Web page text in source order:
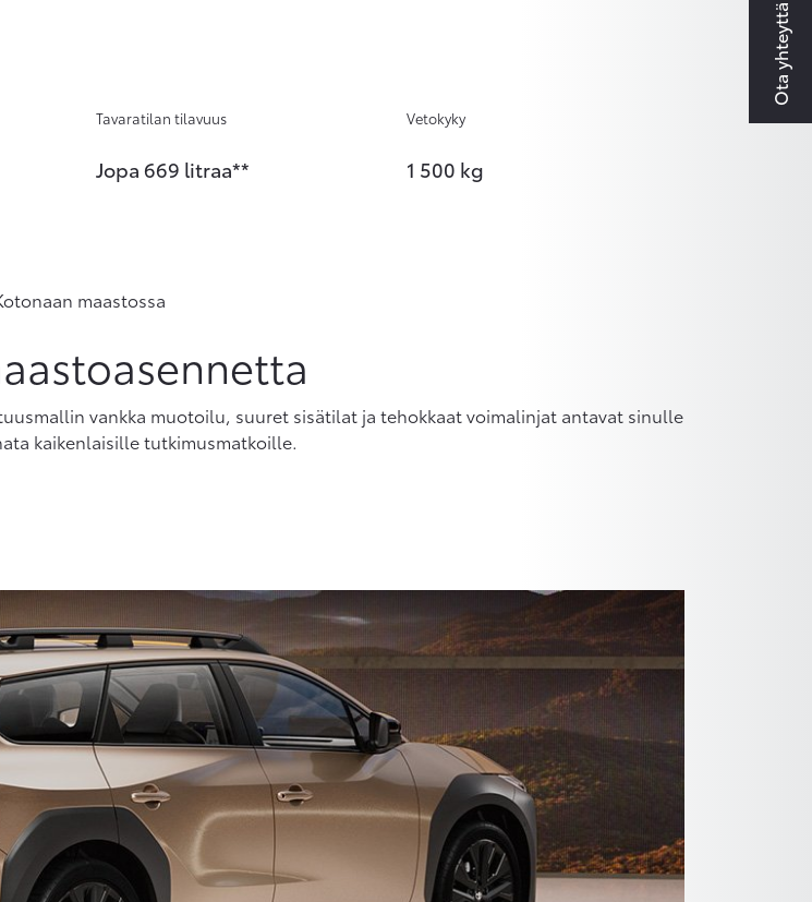
Ota yhteyttä
Tavaratilan tilavuus
Jopa 669 litraa**
Vetokyky
1 500 kg
maastossa
vankka muotoilu, suuret sisätilat ja tehokkaat voimalinjat antavat sinulle
kaikenlaisille tutkimusmatkoille.